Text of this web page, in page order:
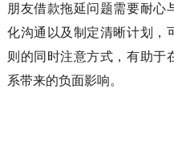
朋友借款拖延问题需要耐心
化沟通以及制定清晰计划，
则的同时注意方式，有助于
系带来的负面影响。